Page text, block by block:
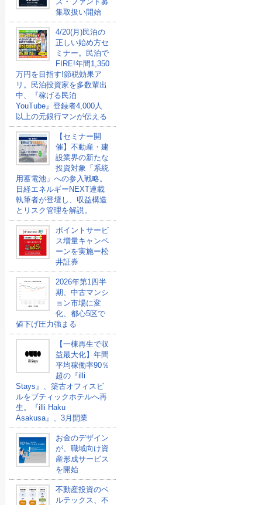
集取扱い開始
4/20(月)民泊の
正しい始め方セ
ミナー。民泊で
FIRE!年間1,350
万円を目指す!節税効果ア
リ。民泊投資家を多数輩出
中、『稼げる民泊
YouTube』登録者4,000人
以上の元銀行マンが伝える
【セミナー開
催】不動産・建
設業界の新たな
投資対象「系統
用蓄電池」への参入戦略。
日経エネルギーNEXT連載
執筆者が登壇し、収益構造
とリスク管理を解説。
ポイントサービ
ス増量キャンペ
ーンを実施ー松
井証券
2026年第1四半
期、中古マンシ
ョン市場に変
化、都心5区で
値下げ圧力強まる
【一棟再生で収
益最大化】年間
平均稼働率90％
超の『illi
Stays』、築古オフィスビ
ルをブティックホテルへ再
生。『illi Haku
Asakusa』、3月開業
お金のデザイン
が、職域向け資
産形成サービス
を開始
不動産投資のベ
ルテックス、不